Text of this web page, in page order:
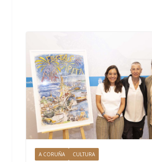
A CORUÑA CULTURA